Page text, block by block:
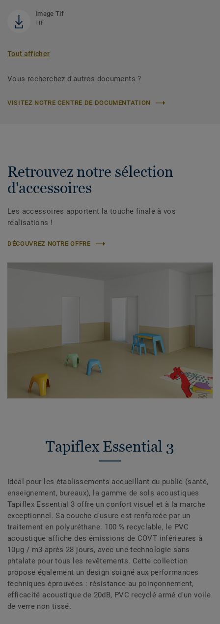
Image Tif
TIF
Tout afficher
Vous recherchez d'autres documents ?
VISITEZ NOTRE CENTRE DE DOCUMENTATION
Retrouvez notre sélection
d'accessoires
Les accessoires apportent la touche finale à vos
réalisations !
DÉCOUVREZ NOTRE OFFRE
Tapiflex Essential 3
Idéal pour les établissements accueillant du public (santé,
enseignement, bureaux), la gamme de sols acoustiques
Tapiflex Essential 3 offre un confort visuel et à la marche
exceptionnel. Sa couche d'usure est renforcée par un
traitement en polyuréthane. 100 % recyclable, le PVC
acoustique affiche des émissions de COVT inférieures à
10µg / m3 après 28 jours, avec une technologie sans
phtalate pour tous les revêtements. Cette collection
propose également un design soigné aux performances
techniques éprouvées : résistance au poinçonnement,
efficacité acoustique de 20dB, PVC recyclé armé d'un voile
de verre non tissé.